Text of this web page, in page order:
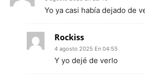
Yo ya casi había dejado de
Rockiss
4 agosto 2025 En 04:55
Y yo dejé de verlo